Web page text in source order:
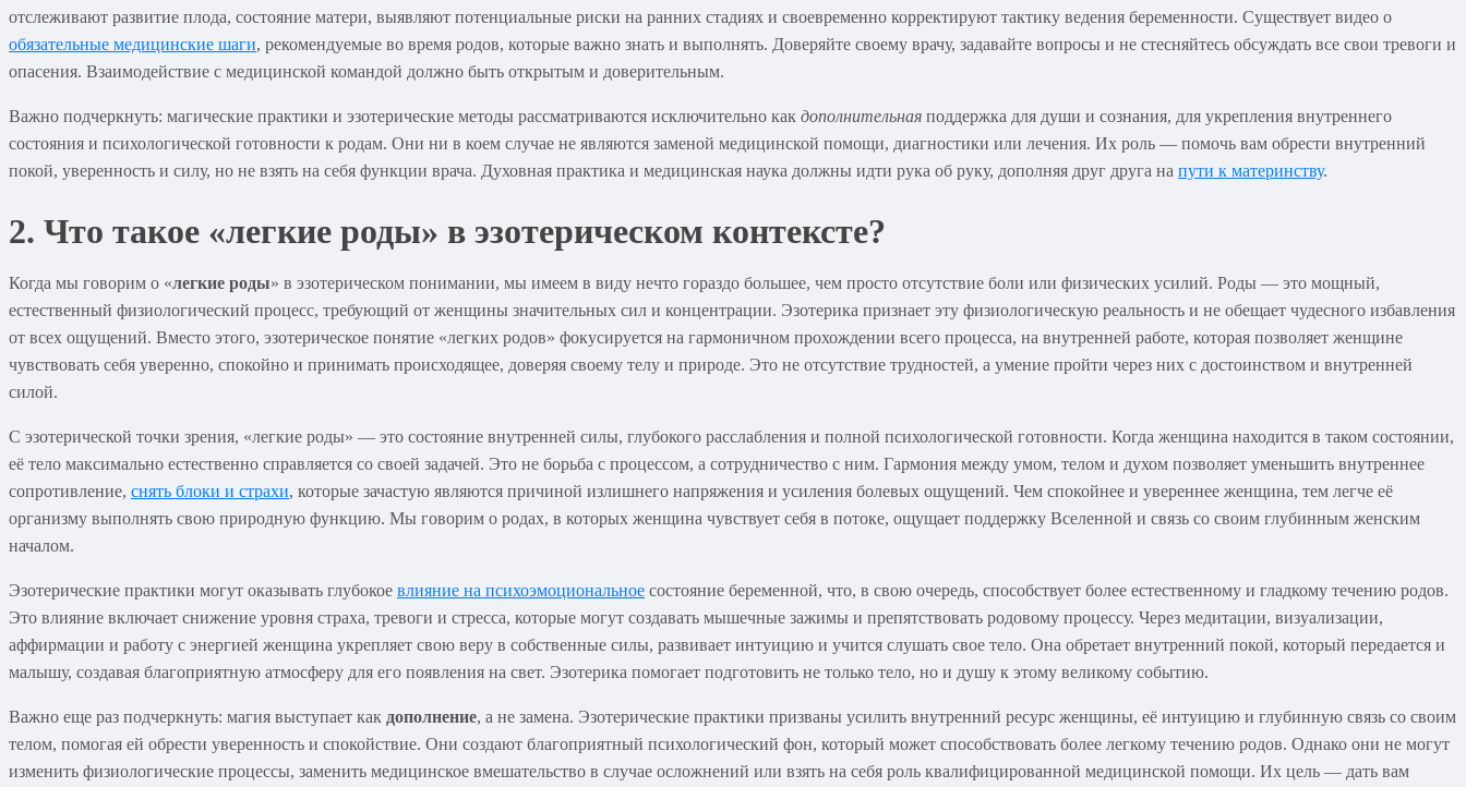
отслеживают развитие плода, состояние матери, выявляют потенциальные риски на ранних стадиях и своевременно корректируют тактику ведения беременности. Существует видео о
обязательные медицинские шаги, рекомендуемые во время родов, которые важно знать и выполнять. Доверяйте своему врачу, задавайте вопросы и не стесняйтесь обсуждать все свои тревоги и
опасения. Взаимодействие с медицинской командой должно быть открытым и доверительным.
Важно подчеркнуть: магические практики и эзотерические методы рассматриваются исключительно как дополнительная поддержка для души и сознания, для укрепления внутреннего
состояния и психологической готовности к родам. Они ни в коем случае не являются заменой медицинской помощи, диагностики или лечения. Их роль — помочь вам обрести внутренний
покой, уверенность и силу, но не взять на себя функции врача. Духовная практика и медицинская наука должны идти рука об руку, дополняя друг друга на пути к материнству.
2. Что такое «легкие роды» в эзотерическом контексте?
Когда мы говорим о «легкие роды» в эзотерическом понимании, мы имеем в виду нечто гораздо большее, чем просто отсутствие боли или физических усилий. Роды — это мощный,
естественный физиологический процесс, требующий от женщины значительных сил и концентрации. Эзотерика признает эту физиологическую реальность и не обещает чудесного избавления
от всех ощущений. Вместо этого, эзотерическое понятие «легких родов» фокусируется на гармоничном прохождении всего процесса, на внутренней работе, которая позволяет женщине
чувствовать себя уверенно, спокойно и принимать происходящее, доверяя своему телу и природе. Это не отсутствие трудностей, а умение пройти через них с достоинством и внутренней
силой.
С эзотерической точки зрения, «легкие роды» — это состояние внутренней силы, глубокого расслабления и полной психологической готовности. Когда женщина находится в таком состоянии,
её тело максимально естественно справляется со своей задачей. Это не борьба с процессом, а сотрудничество с ним. Гармония между умом, телом и духом позволяет уменьшить внутреннее
сопротивление, снять блоки и страхи, которые зачастую являются причиной излишнего напряжения и усиления болевых ощущений. Чем спокойнее и увереннее женщина, тем легче её
организму выполнять свою природную функцию. Мы говорим о родах, в которых женщина чувствует себя в потоке, ощущает поддержку Вселенной и связь со своим глубинным женским
началом.
Эзотерические практики могут оказывать глубокое влияние на психоэмоциональное состояние беременной, что, в свою очередь, способствует более естественному и гладкому течению родов.
Это влияние включает снижение уровня страха, тревоги и стресса, которые могут создавать мышечные зажимы и препятствовать родовому процессу. Через медитации, визуализации,
аффирмации и работу с энергией женщина укрепляет свою веру в собственные силы, развивает интуицию и учится слушать свое тело. Она обретает внутренний покой, который передается и
малышу, создавая благоприятную атмосферу для его появления на свет. Эзотерика помогает подготовить не только тело, но и душу к этому великому событию.
Важно еще раз подчеркнуть: магия выступает как дополнение, а не замена. Эзотерические практики призваны усилить внутренний ресурс женщины, её интуицию и глубинную связь со своим
телом, помогая ей обрести уверенность и спокойствие. Они создают благоприятный психологический фон, который может способствовать более легкому течению родов. Однако они не могут
изменить физиологические процессы, заменить медицинское вмешательство в случае осложнений или взять на себя роль квалифицированной медицинской помощи. Их цель — дать вам